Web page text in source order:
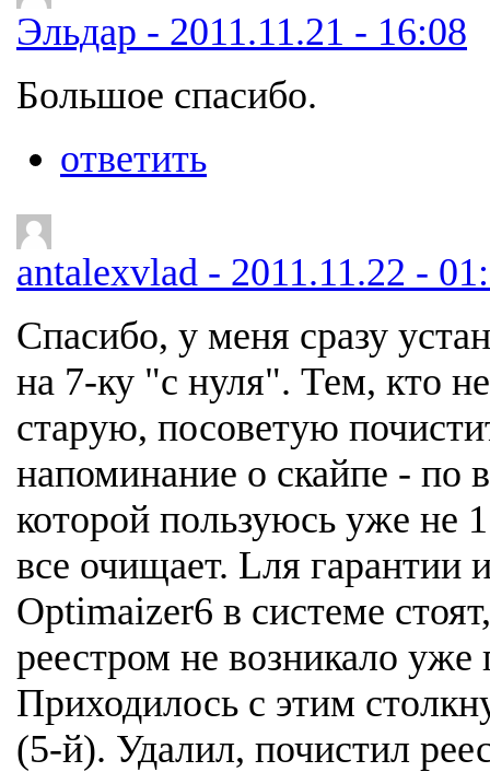
Эльдар - 2011.11.21 - 16:08
Большое спасибо.
ответить
antalexvlad - 2011.11.22 -
Спасибо, у меня сразу
на 7-ку "с нуля". Тем, кто
старую, посоветую
напоминание о скайпе - по
которой пользуюсь уже не
все очищает. Lля гарантии
Оptimaizer6 в системе
реестром не возникало
Приходилось с этим
(5-й). Удалил, почистил